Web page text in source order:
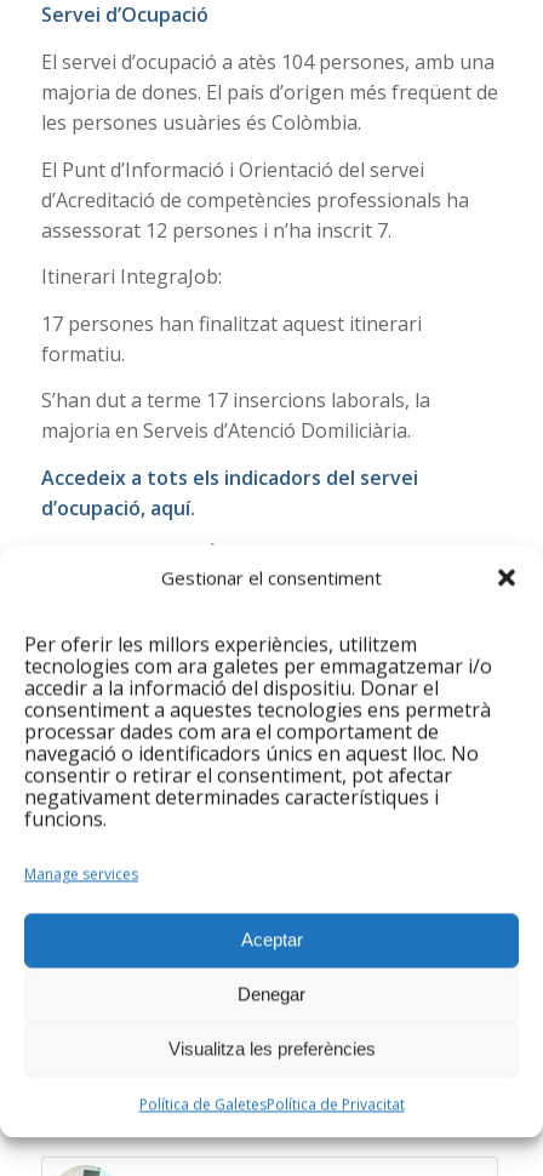
Gestionar el consentiment
Per oferir les millors experiències, utilitzem
tecnologies com ara galetes per emmagatzemar i/o
accedir a la informació del dispositiu. Donar el
consentiment a aquestes tecnologies ens permetrà
processar dades com ara el comportament de
navegació o identificadors únics en aquest lloc. No
consentir o retirar el consentiment, pot afectar
negativament determinades característiques i
funcions.
Manage services
Aceptar
Denegar
Visualitza les preferències
Política de GaletesPolítica de Privacitat
Servei d’Ocupació
El servei d’ocupació a atès 104 persones, amb una
majoria de dones. El país d’origen més freqüent de
les persones usuàries és Colòmbia.
El Punt d’Informació i Orientació del servei
d’Acreditació de competències professionals ha
assessorat 12 persones i n’ha inscrit 7.
Itinerari IntegraJob:
17 persones han finalitzat aquest itinerari
formatiu.
S’han dut a terme 17 insercions laborals, la
majoria en Serveis d’Atenció Domiliciària.
Accedeix a tots els indicadors del servei
d’ocupació, aquí.
Suport TIC (Espai Òmnia)
Suport recerca de feina 2
Emplea+: 11
Iniciació TIC: 6
Intermediació
Integramenet ha atès un total de 49 famílies amb
dut a terme 17 insercions laborals (SAD, neteja i
altres).
Compartir aquesta entrada
You might also like